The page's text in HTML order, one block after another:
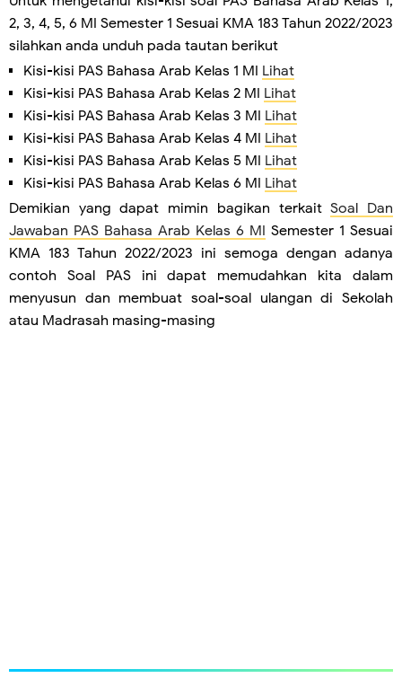
2, 3, 4, 5, 6 MI Semester 1 Sesuai KMA 183 Tahun 2022/2023
silahkan anda unduh pada tautan berikut
Kisi-kisi PAS Bahasa Arab Kelas 1 MI Lihat
Kisi-kisi PAS Bahasa Arab Kelas 2 MI Lihat
Kisi-kisi PAS Bahasa Arab Kelas 3 MI Lihat
Kisi-kisi PAS Bahasa Arab Kelas 4 MI Lihat
Kisi-kisi PAS Bahasa Arab Kelas 5 MI Lihat
Kisi-kisi PAS Bahasa Arab Kelas 6 MI Lihat
Demikian yang dapat mimin bagikan terkaitSoal Dan
Jawaban PAS Bahasa Arab Kelas 6 MI Semester 1 Sesuai
KMA 183 Tahun 2022/2023 ini semoga dengan adanya
contoh Soal PAS ini dapat memudahkan kita dalam
menyusun dan membuat soal-soal ulangan di Sekolah
atau Madrasah masing-masing